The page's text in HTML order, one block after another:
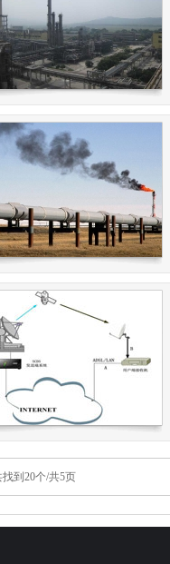
找到20个/共5页